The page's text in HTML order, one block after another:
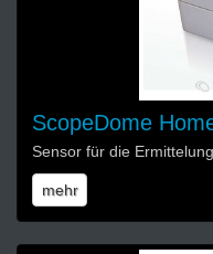
ScopeDome
Sensor für die
mehr